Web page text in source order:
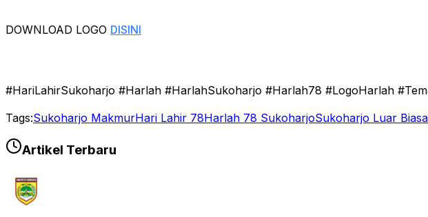
DOWNLOAD LOGO DISINI
#HariLahirSukoharjo #Harlah #HarlahSukoharjo #Harlah78 #LogoHarlah
Tags:Sukoharjo MakmurHari Lahir 78Harlah 78 SukoharjoSukoharjo Luar Biasa
Artikel Terbaru